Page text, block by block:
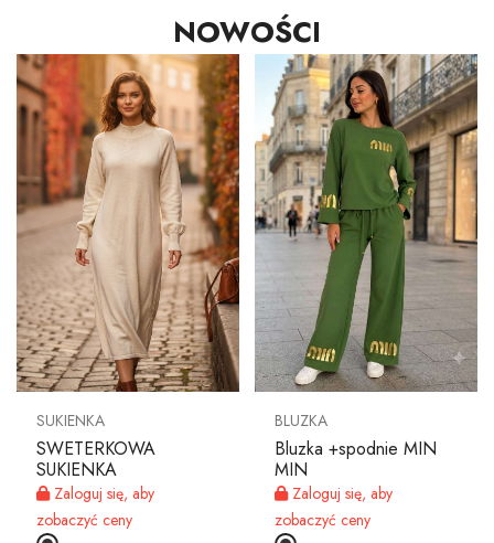
MOJE KONTO
Język
Waluty
NOWOŚCI
SUKIENKA
SWETERKOWA
SUKIENKA
Zaloguj się, aby
zobaczyć ceny
BLUZKA
Bluzka +spodnie MIN
MIN
Zaloguj się, aby
zobaczyć ceny